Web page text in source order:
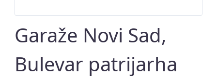
Garaže Novi Sad,
Bulevar patrijarha